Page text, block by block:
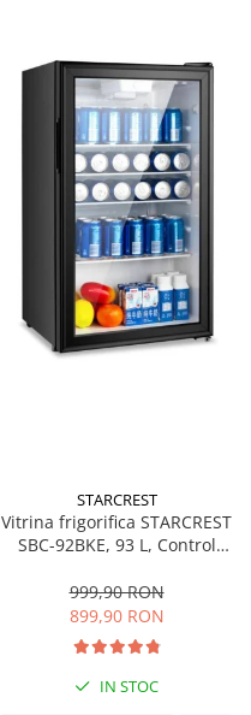
STARCREST
Vitrina frigorifica STARCREST
SBC-92BKE, 93 L, Control
83.2 cm, Negru
999,90 RON
899,90 RON
IN STOC